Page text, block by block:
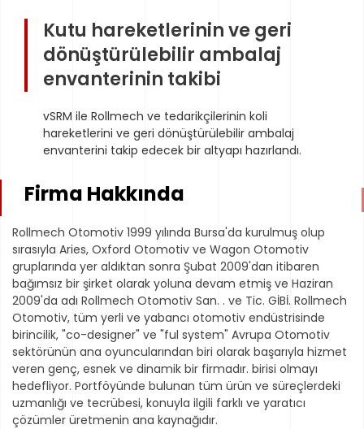
Kutu hareketlerinin ve geri
dönüştürülebilir ambalaj
envanterinin takibi
vSRM ile Rollmech ve tedarikçilerinin koli
hareketlerini ve geri dönüştürülebilir ambalaj
envanterini takip edecek bir altyapı hazırlandı.
Firma Hakkında
Rollmech Otomotiv 1999 yılında Bursa'da kurulmuş olup
sırasıyla Aries, Oxford Otomotiv ve Wagon Otomotiv
gruplarında yer aldıktan sonra Şubat 2009'dan itibaren
bağımsız bir şirket olarak yoluna devam etmiş ve Haziran
2009'da adı Rollmech Otomotiv San. . ve Tic. GİBİ. Rollmech
Otomotiv, tüm yerli ve yabancı otomotiv endüstrisinde
birincilik, "co-designer" ve "ful system" Avrupa Otomotiv
sektörünün ana oyuncularından biri olarak başarıyla hizmet
veren genç, esnek ve dinamik bir firmadır. birisi olmayı
hedefliyor. Portföyünde bulunan tüm ürün ve süreçlerdeki
uzmanlığı ve tecrübesi, konuyla ilgili farklı ve yaratıcı
çözümler üretmenin ana kaynağıdır.